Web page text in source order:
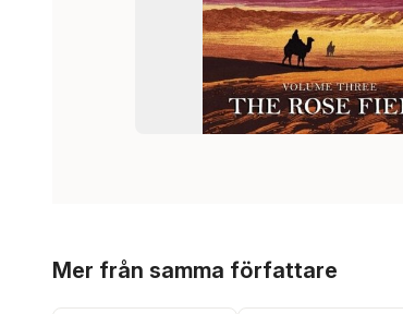
Mer från samma författare